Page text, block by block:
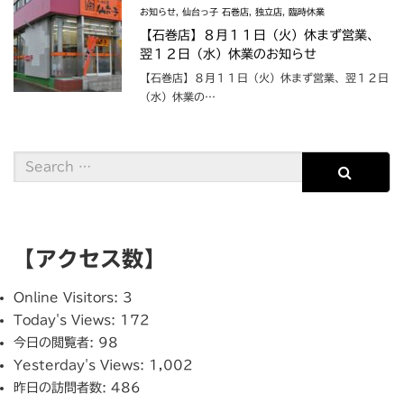
お知らせ, 仙台っ子 石巻店, 独立店, 臨時休業
【石巻店】８月１１日（火）休まず営業、
翌１２日（水）休業のお知らせ
【石巻店】８月１１日（火）休まず営業、翌１２日
（水）休業の…
【アクセス数】
Online Visitors: 3
Today's Views: 172
今日の閲覧者: 98
Yesterday's Views: 1,002
昨日の訪問者数: 486